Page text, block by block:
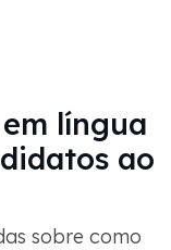
língua
ao
sobre como